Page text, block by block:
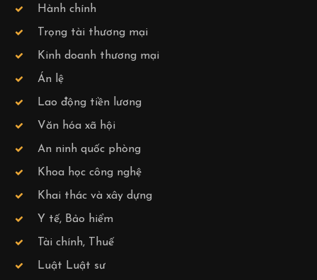
Hành chính
Trọng tài thương mại
Kinh doanh thương mại
Án lệ
Lao động tiền lương
Văn hóa xã hội
An ninh quốc phòng
Khoa học công nghệ
Khai thác và xây dựng
Y tế, Bảo hiểm
Tài chính, Thuế
Luật Luật sư